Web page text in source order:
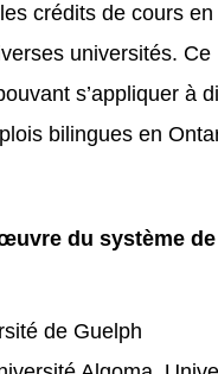
crédits de cours en
universités. Ce
s’appliquer à
bilingues en
du système de
de Guelph